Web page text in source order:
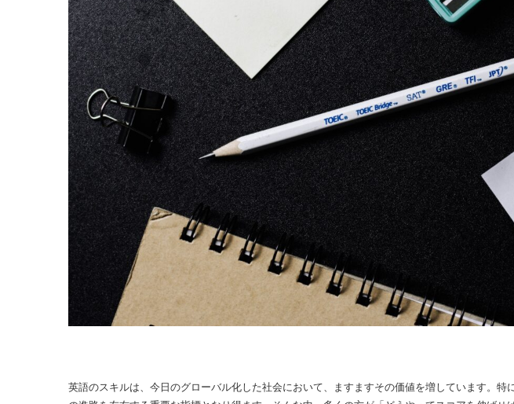
英語のスキルは、今日のグローバル化した社会において、ますますその価値を増しています。特